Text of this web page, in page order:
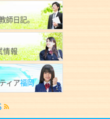
師日記。
情報
ィア福岡